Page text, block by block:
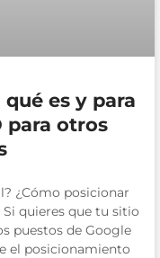
es y para
para otros
¿Cómo posicionar
quieres que tu sitio
puestos de Google
el posicionamiento